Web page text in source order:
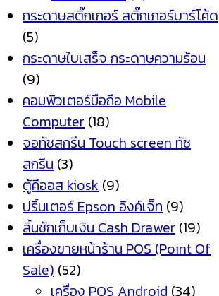
กระดาษสติ๊กเกอร์ สติ๊กเกอร์บาร์โค้ด
(5)
กระดาษใบเสร็จ กระดาษความร้อน
(9)
คอมพิวเตอร์มือถือ Mobile
Computer (18)
จอทัชสกรีน Touch screen ทัช
สกรีน (3)
ตู้คีออส kiosk (9)
ปริ้นเตอร์ Epson อิงค์เจ็ท (9)
ลิ้นชักเก็บเงิน Cash Drawer (19)
เครื่องขายหน้าร้าน POS (Point Of
Sale) (52)
เครื่อง POS Android (34)